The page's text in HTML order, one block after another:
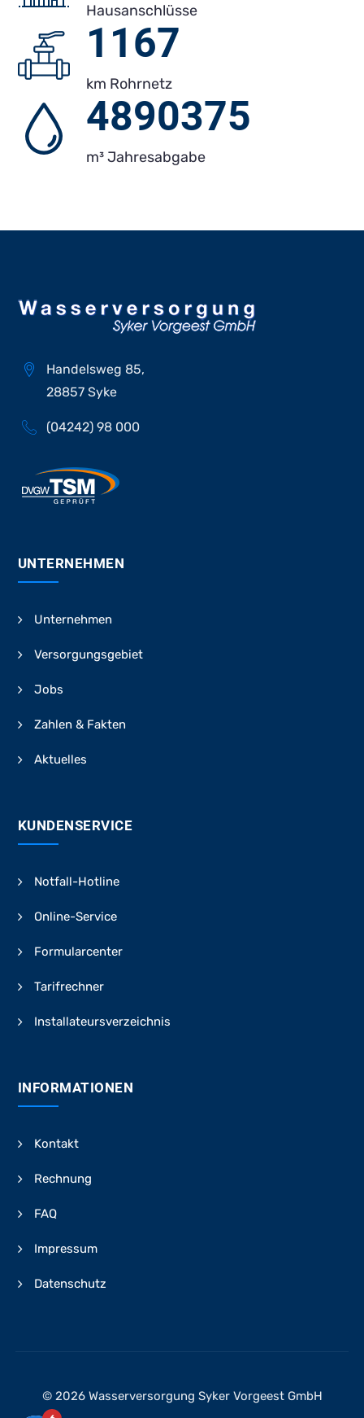
Hausanschlüsse
1.235
km Rohrnetz
5.175.000
m³ Jahresabgabe
Handelsweg 85,
28857 Syke
(04242) 98 000
UNTERNEHMEN
Unternehmen
Versorgungsgebiet
Jobs
Zahlen & Fakten
Aktuelles
KUNDENSERVICE
Notfall-Hotline
Online-Service
Formularcenter
Tarifrechner
Installateursverzeichnis
INFORMATIONEN
Kontakt
Rechnung
FAQ
Impressum
Datenschutz
© 2026 Wasserversorgung Syker Vorgeest GmbH